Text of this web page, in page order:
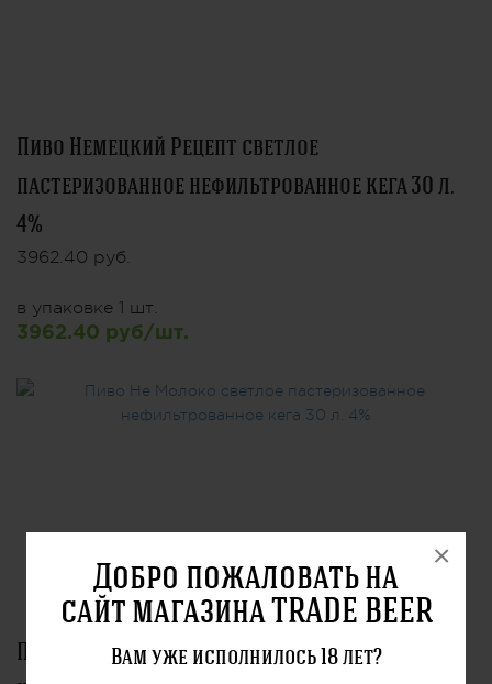
Добро пожаловать на
сайт магазина TRADE BEER
Вам уже исполнилось 18 лет?
×
Пиво Немецкий Рецепт светлое
пастеризованное нефильтрованное кега 30 л.
4%
3962.40 руб.
в упаковке 1 шт.
3962.40 руб/шт.
Пиво Не Молоко светлое пастеризованное